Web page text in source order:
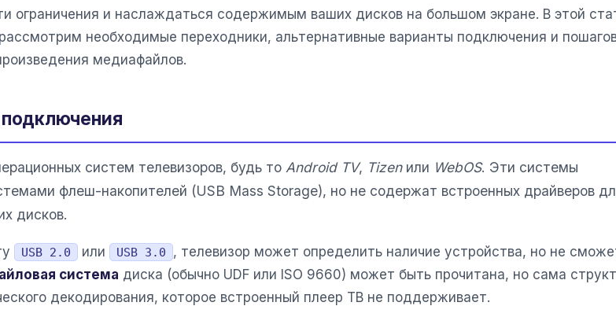
ограничения и наслаждаться содержимым ваших дисков на большом экране. В этой
необходимые переходники, альтернативные варианты подключения и
медиафайлов.
подключения
систем телевизоров, будь то Android TV, Tizenили WebOS. Эти системы
флеш-накопителей (USB Mass Storage), но не содержат встроенных драйверов
дисков.
USB 2.0 или USB 3.0
, телевизор может определить наличие устройства, но не
система диска (обычно UDF или ISO 9660) может быть прочитана, но сама
декодирования, которое встроенный плеер ТВ не поддерживает.